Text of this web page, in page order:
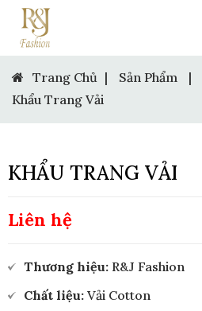
Trang Chủ | Sản Phẩm |
Khẩu Trang Vải
KHẨU TRANG VẢI
Liên hệ
Thương hiệu: R&J Fashion
Chất liệu: Vải Cotton